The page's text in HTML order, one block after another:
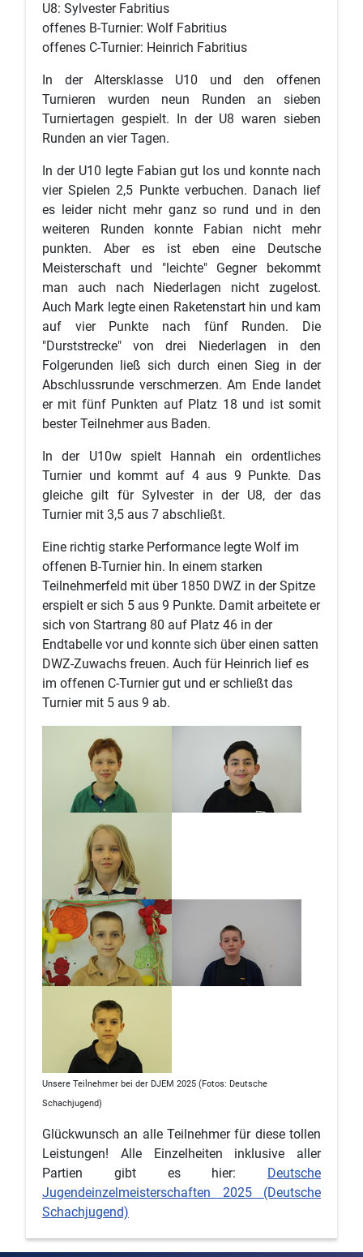
U8: Sylvester Fabritius
offenes B-Turnier: Wolf Fabritius
offenes C-Turnier: Heinrich Fabritius
In der Altersklasse U10 und den offenen
Turnieren wurden neun Runden an sieben
Turniertagen gespielt. In der U8 waren sieben
Runden an vier Tagen.
In der U10 legte Fabian gut los und konnte nach
vier Spielen 2,5 Punkte verbuchen. Danach lief
es leider nicht mehr ganz so rund und in den
weiteren Runden konnte Fabian nicht mehr
punkten. Aber es ist eben eine Deutsche
Meisterschaft und "leichte" Gegner bekommt
man auch nach Niederlagen nicht zugelost.
Auch Mark legte einen Raketenstart hin und kam
auf vier Punkte nach fünf Runden. Die
"Durststrecke" von drei Niederlagen in den
Folgerunden ließ sich durch einen Sieg in der
Abschlussrunde verschmerzen. Am Ende landet
er mit fünf Punkten auf Platz 18 und ist somit
bester Teilnehmer aus Baden.
In der U10w spielt Hannah ein ordentliches
Turnier und kommt auf 4 aus 9 Punkte. Das
gleiche gilt für Sylvester in der U8, der das
Turnier mit 3,5 aus 7 abschließt.
Eine richtig starke Performance legte Wolf im
offenen B-Turnier hin. In einem starken
Teilnehmerfeld mit über 1850 DWZ in der Spitze
erspielt er sich 5 aus 9 Punkte. Damit arbeitete er
sich von Startrang 80 auf Platz 46 in der
Endtabelle vor und konnte sich über einen satten
DWZ-Zuwachs freuen. Auch für Heinrich lief es
im offenen C-Turnier gut und er schließt das
Turnier mit 5 aus 9 ab.
Unsere Teilnehmer bei der DJEM 2025 (Fotos: Deutsche
Schachjugend)
Glückwunsch an alle Teilnehmer für diese tollen
Leistungen! Alle Einzelheiten inklusive aller
Partien gibt es hier: Deutsche
Jugendeinzelmeisterschaften 2025 (Deutsche
Schachjugend)